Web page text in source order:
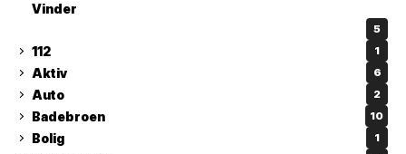
Vinder
5
112 1
Aktiv 6
Auto 2
Badebroen 10
Bolig 1